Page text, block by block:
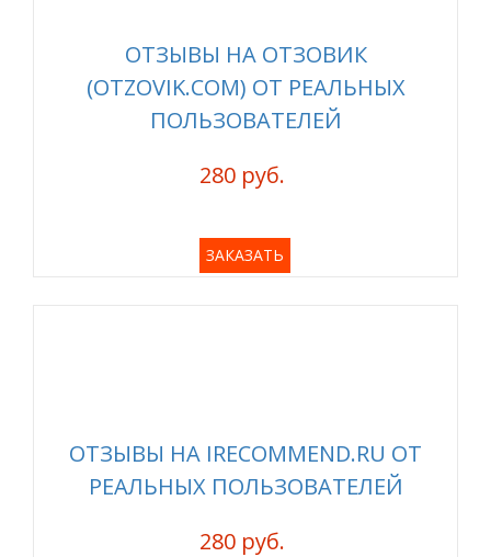
ОТЗЫВЫ НА ОТЗОВИК
(OTZOVIK.COM) ОТ РЕАЛЬНЫХ
ПОЛЬЗОВАТЕЛЕЙ
280 руб.
ЗАКАЗАТЬ
ОТЗЫВЫ НА IRECOMMEND.RU ОТ
РЕАЛЬНЫХ ПОЛЬЗОВАТЕЛЕЙ
280 руб.